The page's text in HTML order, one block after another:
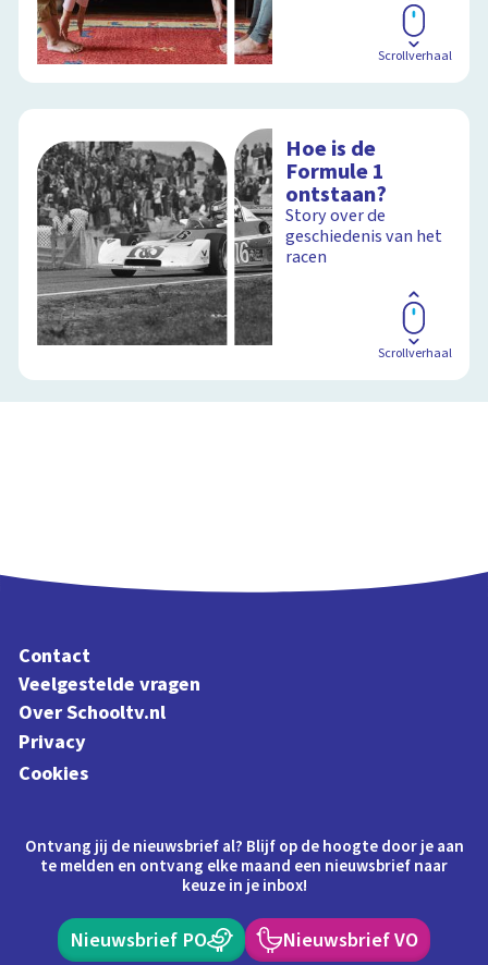
Scrollverhaal
Hoe is de
Formule 1
ontstaan?
Story over de
geschiedenis van het
racen
Scrollverhaal
Contact
Veelgestelde vragen
Over Schooltv.nl
Privacy
Cookies
Ontvang jij de nieuwsbrief al? Blijf op de hoogte door je aan
te melden en ontvang elke maand een nieuwsbrief naar
keuze in je inbox!
Nieuwsbrief PO Nieuwsbrief VO